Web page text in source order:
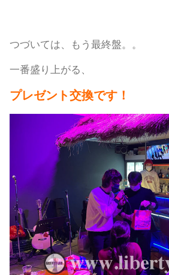
つづいては、もう最終盤。。
一番盛り上がる、
プレゼント交換です！